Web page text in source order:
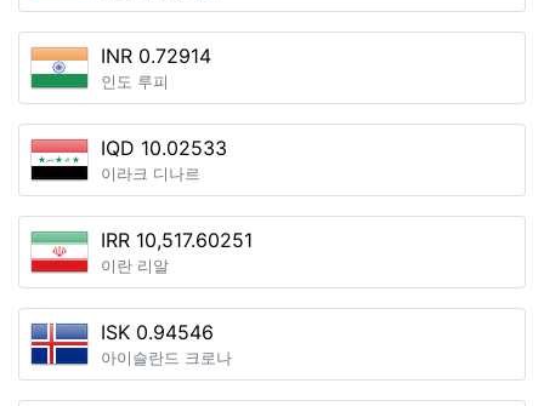
INR 0.72914
인도 루피
IQD 10.02533
이라크 디나르
IRR 10,517.60251
이란 리알
ISK 0.94546
아이슬란드 크로나